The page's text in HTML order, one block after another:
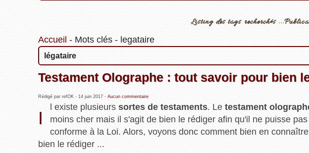
Listing des tags recherchés
Accueil - Mots clés- legataire
légataire
Testament Olographe : tout savoir pour bien
Rédigé par refOK - 14 juin 2017- Aucun commentaire
I
l existe plusieurs sortes de testaments. Le testament
moins cher mais il s'agit de bien le rédiger afin qu'il ne puisse
conforme à la Loi. Alors, voyons donc comment bien en
bien le rédiger ...